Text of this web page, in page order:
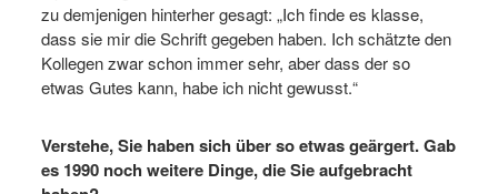
zu demjenigen hinterher gesagt: „Ich finde es klasse,
dass sie mir die Schrift gegeben haben. Ich schätzte den
Kollegen zwar schon immer sehr, aber dass der so
etwas Gutes kann, habe ich nicht gewusst.“
Verstehe, Sie haben sich über so etwas geärgert. Gab
es 1990 noch weitere Dinge, die Sie aufgebracht